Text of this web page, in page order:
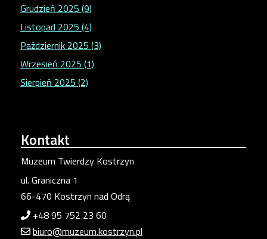
Grudzień 2025 (9)
Listopad 2025 (4)
Październik 2025 (3)
Wrzesień 2025 (1)
Sierpień 2025 (2)
Kontakt
Muzeum Twierdzy Kostrzyn
ul. Graniczna 1
66-470 Kostrzyn nad Odrą
+48 95 752 23 60
biuro@muzeum.kostrzyn.pl